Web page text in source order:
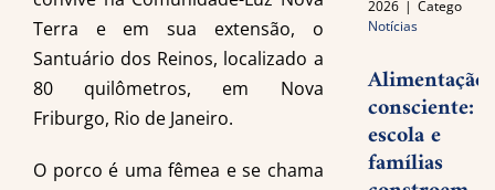
Terra e em sua extensão, o
Santuário dos Reinos, localizado a
80 quilômetros, em Nova
Friburgo, Rio de Janeiro.
O porco é uma fêmea e se chama
2026 | Categories:
Notícias
Alimentação
consciente:
escola e
famílias